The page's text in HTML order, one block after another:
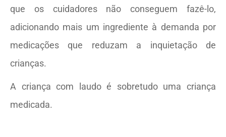
que os cuidadores não conseguem fazê-lo,
adicionando mais um ingrediente à demanda por
medicações que reduzam a inquietação de
crianças.
A criança com laudo é sobretudo uma criança
medicada.